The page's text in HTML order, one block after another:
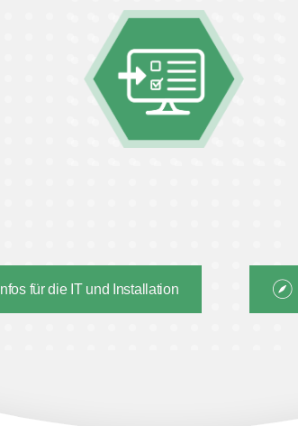
Infos für die IT und Installation